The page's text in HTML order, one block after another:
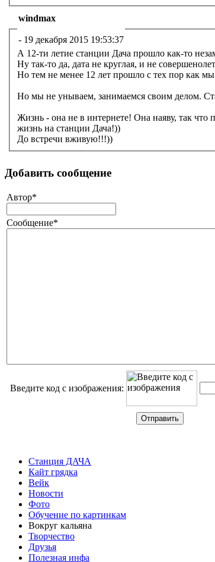
windmax
- 19 декабря 2015 19:53:37
А 12-ти летие станции Дача прошло как-то
Ну так-то да, дата не круглая, и не
Но тем не менее 12 лет прошло с тех пор как
Но мы не унываем, занимаемся своим делом.
Жизнь - она не в интернете! Она наяву, так что
жизнь на станции Дача!))
До встречи вживую!!!))
Добавить сообщение
Автор*
Сообщение*
Введите код с изображения:
Станция ДАЧА
Кайт грядка
Вейк
Новости
Фото
Обучение по картинкам
Вокруг кальяна
Творчество
Друзья
Полезная инфа